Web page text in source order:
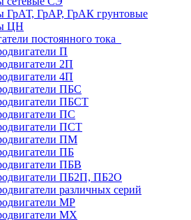
ГрАТ, ГрАР, ГрАК грунтовые
ЦН
постоянного тока
П
2П
4П
ПБС
ПБСТ
ПС
ПСТ
ПМ
ПБ
ПБВ
ПБ2П, ПБ2О
различных серий
МР
MX